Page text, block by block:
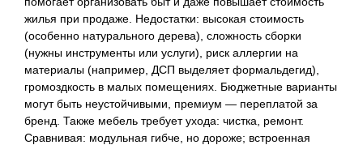
жилья при продаже. Недостатки: высокая стоимость
(особенно натурального дерева), сложность сборки
(нужны инструменты или услуги), риск аллергии на
материалы (например, ДСП выделяет формальдегид),
громоздкость в малых помещениях. Бюджетные варианты
могут быть неустойчивыми, премиум — переплатой за
бренд. Также мебель требует ухода: чистка, ремонт.
Сравнивая: модульная гибче, но дороже; встроенная